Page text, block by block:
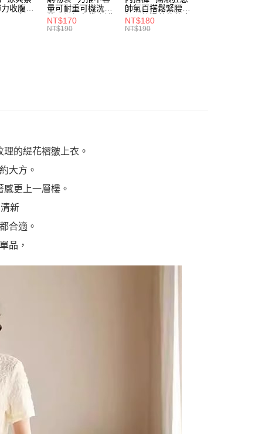
司與您本人進行分期帳單所需資料之確認、核對及更正。
服務條款，請詳閱以下連結：
https://oppay.tw/userRule
中心」https://netprotections.freshdesk.com/support/home
】
戶進行身份認證。
技股份有限公司將有權停止該用戶之使用額度並採取法律行
取貨
，滿NT$699(含以上)免運費
收腹提
三角內
.紫L-
量可耐重可機洗烘
乾環保帆布袋/側背
包(黑.紅.米F)-
NT$170
NT$190
帥氣百搭鬆緊腰頭
超彈絲滑薄款仿皮
褲(黑XL-6L)-R179
NT$180
NT$190
的緹花褶皺上衣。
大方。
更上一層樓。
新
合適。
品，